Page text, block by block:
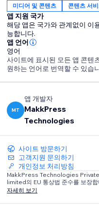
미디어 및 콘텐츠 콘텐츠 서
앱 지원 국가
해당 앱은 국가와 관계없이 이
능합니다.
앱 언어
영어
사이트에 표시된 모든 앱 콘텐
원하는 언어로 번역할 수 있습
MT
앱 개발자
MakkPress
Technologies
사이트 방문하기
고객지원 문의하기
개인정보 처리방침
MakkPress Technologies Private
limited의 EU 통상법 준수를 보장합
자세히 보기